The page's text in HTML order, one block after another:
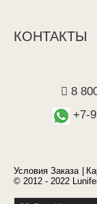
КОНТАКТЫ
8
+7-
Условия Заказа
© 2012 - 2022